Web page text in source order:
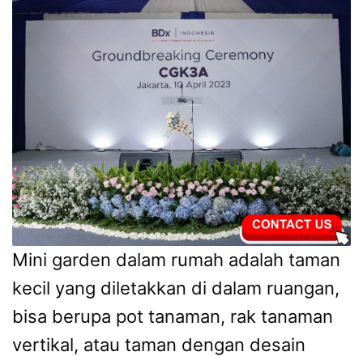
Mini garden dalam rumah adalah taman
kecil yang diletakkan di dalam ruangan,
bisa berupa pot tanaman, rak tanaman
vertikal, atau taman dengan desain